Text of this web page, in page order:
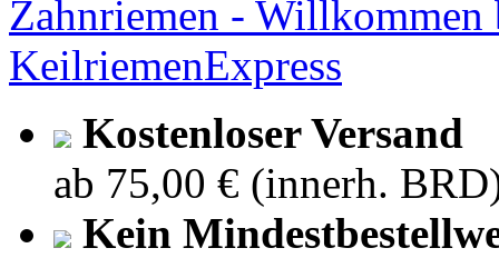
Kostenloser Versand
ab 75,00 € (innerh.
Kein